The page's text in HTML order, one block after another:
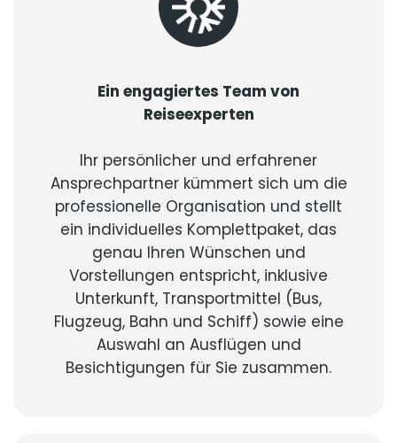
Ein engagiertes Team von
Reiseexperten
Ihr persönlicher und erfahrener
Ansprechpartner kümmert sich um die
professionelle Organisation und stellt
ein individuelles Komplettpaket, das
genau Ihren Wünschen und
Vorstellungen entspricht, inklusive
Unterkunft, Transportmittel (Bus,
Flugzeug, Bahn und Schiff) sowie eine
Auswahl an Ausflügen und
Besichtigungen für Sie zusammen.